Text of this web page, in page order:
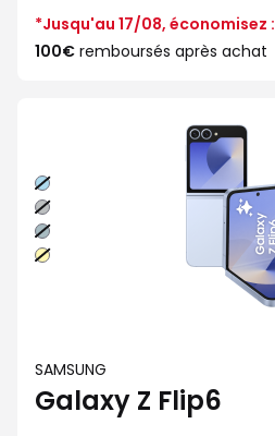
*Jusqu'au 17/08, économisez :
100€ remboursés après achat
Bleu
Gris
Vert
Jaune
SAMSUNG
Galaxy Z Flip6